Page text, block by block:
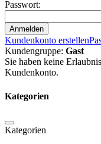
Passwort:
Anmelden
Kundenkonto erstellen
Kundengruppe: Gast
Sie haben keine
Kundenkonto.
Kategorien
Kategorien